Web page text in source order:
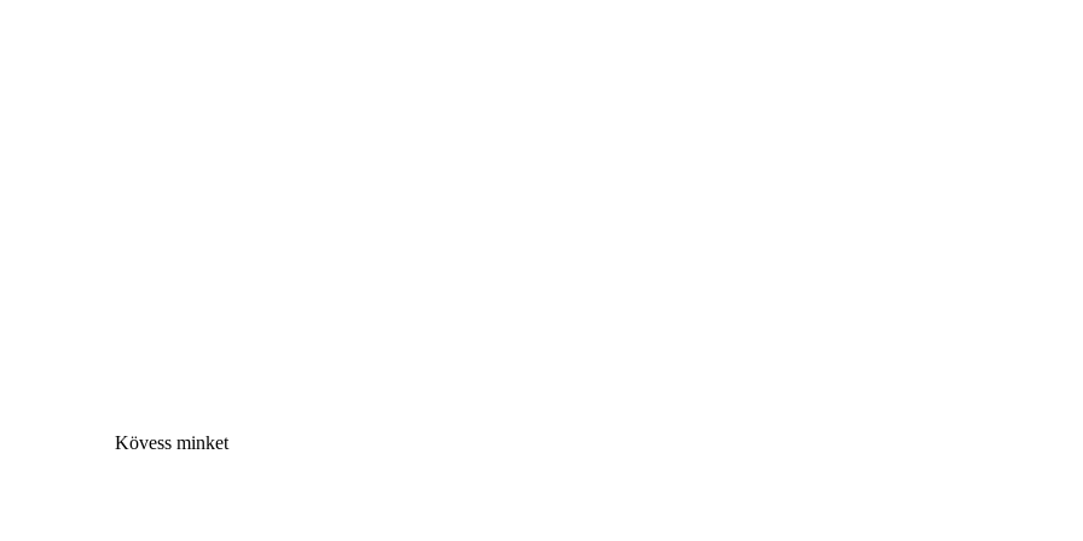
Kövess minket